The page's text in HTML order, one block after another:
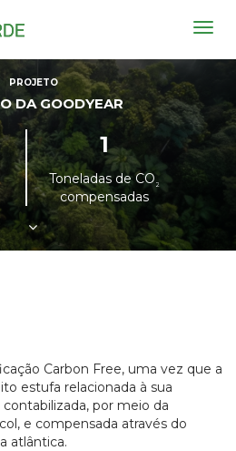
PROJETO
DA GOODYEAR
1
Toneladas de CO²
compensadas
Carbon Free, uma vez que a
estufa relacionada à sua
por meio da
e compensada através do
atlântica.